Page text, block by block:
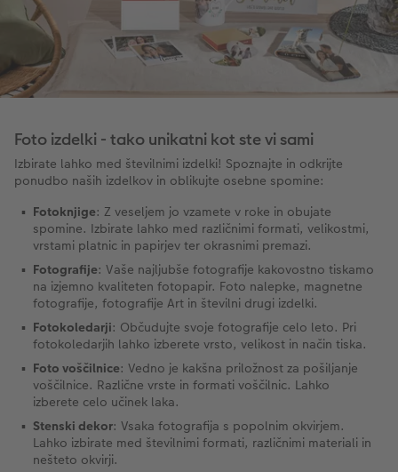
Foto izdelki - tako unikatni kot ste vi sami
Izbirate lahko med številnimi izdelki! Spoznajte in odkrijte
ponudbo naših izdelkov in oblikujte osebne spomine:
Fotoknjige: Z veseljem jo vzamete v roke in obujate
spomine. Izbirate lahko med različnimi formati, velikostmi,
vrstami platnic in papirjev ter okrasnimi premazi.
Fotografije: Vaše najljubše fotografije kakovostno tiskamo
na izjemno kvaliteten fotopapir. Foto nalepke, magnetne
fotografije, fotografije Art in številni drugi izdelki.
Fotokoledarji: Občudujte svoje fotografije celo leto. Pri
fotokoledarjih lahko izberete vrsto, velikost in način tiska.
Foto voščilnice: Vedno je kakšna priložnost za pošiljanje
voščilnice. Različne vrste in formati voščilnic. Lahko
izberete celo učinek laka.
Stenski dekor: Vsaka fotografija s popolnim okvirjem.
Lahko izbirate med številnimi formati, različnimi materiali in
nešteto okvirji.